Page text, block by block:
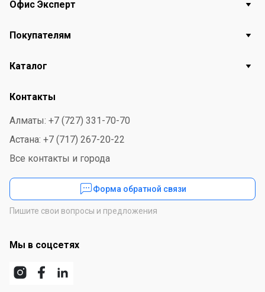
Офис Эксперт
Покупателям
Каталог
Контакты
Алматы: +7 (727) 331-70-70
Астана: +7 (717) 267-20-22
Все контакты и города
Форма обратной связи
Пишите свои вопросы и предложения
Мы в соцсетях